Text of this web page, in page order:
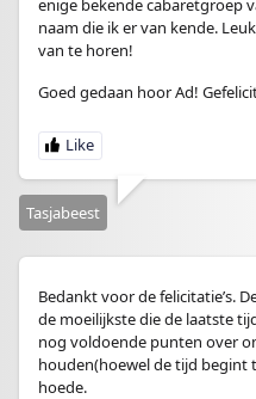
enige bekende cabaretgroep
naam die ik er van kende.
van te horen!
Goed gedaan hoor Ad!
Tasjabeest
Bedankt voor de felicitatie’s.
de moeilijkste die de laatste
nog voldoende punten over
houden(hoewel de tijd begint
hoede.